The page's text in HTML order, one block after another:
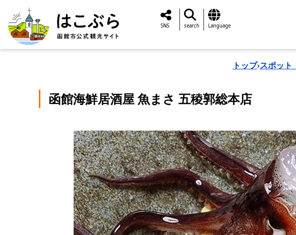
SNS search Language
トップ›スポット
函館海鮮居酒屋 魚まさ 五稜郭総本店